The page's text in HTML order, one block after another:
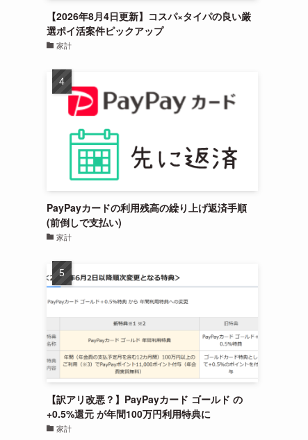
【2026年8月4日更新】コスパ×タイパの良い厳
選ポイ活案件ピックアップ
家計
PayPayカードの利用残高の繰り上げ返済手順
(前倒しで支払い)
家計
【訳アリ改悪？】PayPayカード ゴールド の
+0.5%還元 が年間100万円利用特典に
家計